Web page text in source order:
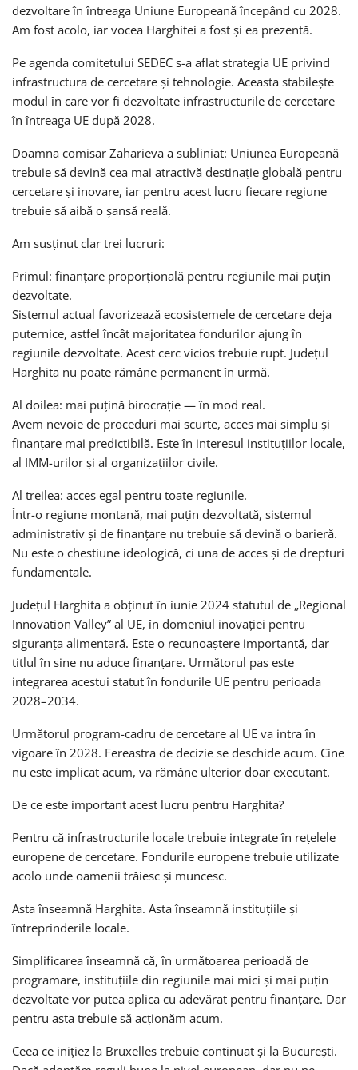
dezvoltare în întreaga Uniune Europeană începând cu 2028.
Am fost acolo, iar vocea Harghitei a fost și ea prezentă.
Pe agenda comitetului SEDEC s-a aflat strategia UE privind
infrastructura de cercetare și tehnologie. Aceasta stabilește
modul în care vor fi dezvoltate infrastructurile de cercetare
în întreaga UE după 2028.
Doamna comisar Zaharieva a subliniat: Uniunea Europeană
trebuie să devină cea mai atractivă destinație globală pentru
cercetare și inovare, iar pentru acest lucru fiecare regiune
trebuie să aibă o șansă reală.
Am susținut clar trei lucruri:
Primul: finanțare proporțională pentru regiunile mai puțin
dezvoltate.
Sistemul actual favorizează ecosistemele de cercetare deja
puternice, astfel încât majoritatea fondurilor ajung în
regiunile dezvoltate. Acest cerc vicios trebuie rupt. Județul
Harghita nu poate rămâne permanent în urmă.
Al doilea: mai puțină birocrație — în mod real.
Avem nevoie de proceduri mai scurte, acces mai simplu și
finanțare mai predictibilă. Este în interesul instituțiilor locale,
al IMM-urilor și al organizațiilor civile.
Al treilea: acces egal pentru toate regiunile.
Într-o regiune montană, mai puțin dezvoltată, sistemul
administrativ și de finanțare nu trebuie să devină o barieră.
Nu este o chestiune ideologică, ci una de acces și de drepturi
fundamentale.
Județul Harghita a obținut în iunie 2024 statutul de „Regional
Innovation Valley” al UE, în domeniul inovației pentru
siguranța alimentară. Este o recunoaștere importantă, dar
titlul în sine nu aduce finanțare. Următorul pas este
integrarea acestui statut în fondurile UE pentru perioada
2028–2034.
Următorul program-cadru de cercetare al UE va intra în
vigoare în 2028. Fereastra de decizie se deschide acum. Cine
nu este implicat acum, va rămâne ulterior doar executant.
De ce este important acest lucru pentru Harghita?
Pentru că infrastructurile locale trebuie integrate în rețelele
europene de cercetare. Fondurile europene trebuie utilizate
acolo unde oamenii trăiesc și muncesc.
Asta înseamnă Harghita. Asta înseamnă instituțiile și
întreprinderile locale.
Simplificarea înseamnă că, în următoarea perioadă de
programare, instituțiile din regiunile mai mici și mai puțin
dezvoltate vor putea aplica cu adevărat pentru finanțare. Dar
pentru asta trebuie să acționăm acum.
Ceea ce inițiez la Bruxelles trebuie continuat și la București.